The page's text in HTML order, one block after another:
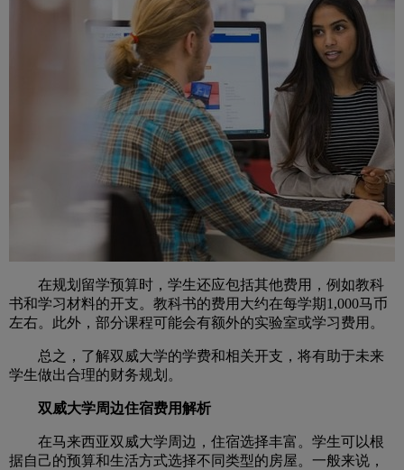
在规划留学预算时，学生还应包括其他费用，例如教科
书和学习材料的开支。教科书的费用大约在每学期1,000马币
左右。此外，部分课程可能会有额外的实验室或学习费用。
总之，了解双威大学的学费和相关开支，将有助于未来
学生做出合理的财务规划。
双威大学周边住宿费用解析
在马来西亚双威大学周边，住宿选择丰富。学生可以根
据自己的预算和生活方式选择不同类型的房屋。一般来说，